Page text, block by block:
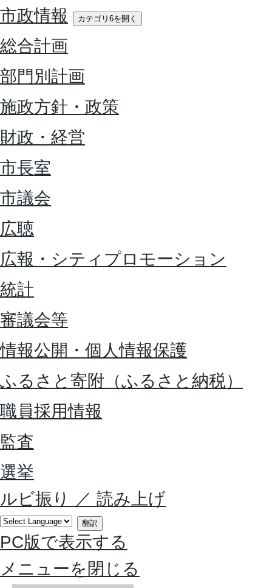
市政情報 カテゴリ6を開く
総合計画
部門別計画
施政方針・政策
財政・経営
市長室
市議会
広聴
広報・シティプロモーション
統計
審議会等
情報公開・個人情報保護
ふるさと寄附（ふるさと納税）
職員採用情報
監査
選挙
ルビ振り
／ 読み上げ
翻訳
PC版で表示する
メニューを閉じる